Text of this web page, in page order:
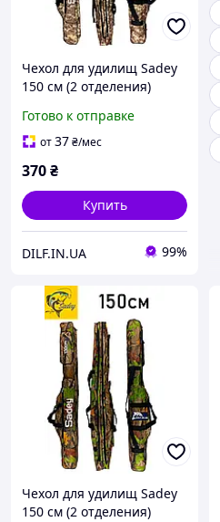
Чехол для удилищ Sadey
150 см (2 отделения)
Готово к отправке
от37₴/мес
370₴
Купить
DILF.IN.UA 99%
Чехол для удилищ Sadey
150 см (2 отделения)